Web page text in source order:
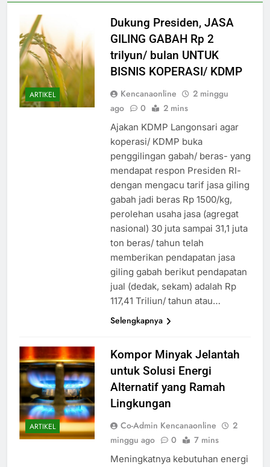
ARTIKEL
Dukung Presiden, JASA
GILING GABAH Rp 2
trilyun/ bulan UNTUK
BISNIS KOPERASI/ KDMP
Kencanaonline
2 minggu
ago
0 2 mins
Ajakan KDMP Langonsari agar
koperasi/ KDMP buka
penggilingan gabah/ beras- yang
mendapat respon Presiden RI-
dengan mengacu tarif jasa giling
gabah jadi beras Rp 1500/kg,
perolehan usaha jasa (agregat
nasional) 30 juta sampai 31,1 juta
ton beras/ tahun telah
memberikan pendapatan jasa
giling gabah berikut pendapatan
jual (dedak, sekam) adalah Rp
117,41 Triliun/ tahun atau…
Selengkapnya
ARTIKEL
Kompor Minyak Jelantah
untuk Solusi Energi
Alternatif yang Ramah
Lingkungan
Co-Admin Kencanaonline
2
minggu ago
0 7 mins
Meningkatnya kebutuhan energi